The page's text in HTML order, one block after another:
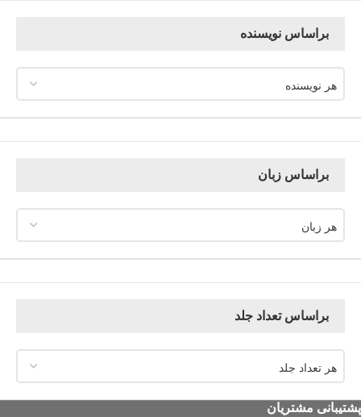
براساس نویسنده
هر نویسنده
براساس زبان
هر زبان
براساس تعداد جلد
هر تعداد جلد
پشتیبانی مشتریان